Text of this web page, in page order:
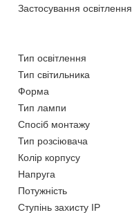
Застосування освітлення
Тип освітлення
Тип світильника
Форма
Тип лампи
Спосіб монтажу
Тип розсіювача
Колір корпусу
Напруга
Потужність
Ступінь захисту IP